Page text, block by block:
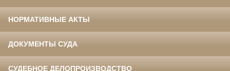
НОРМАТИВНЫЕ АКТЫ
ДОКУМЕНТЫ СУДА
СУДЕБНОЕ ДЕЛОПРОИЗВОДСТВО